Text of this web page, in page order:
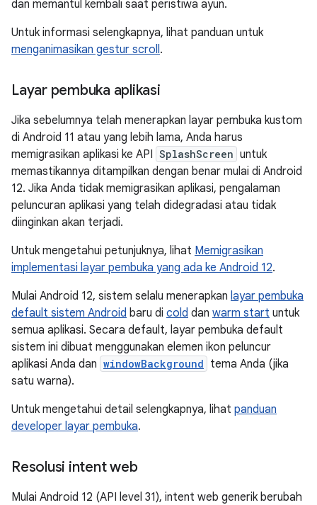
dan memantul kembali saat peristiwa ayun.
Untuk informasi selengkapnya, lihat panduan untuk
menganimasikan gestur scroll.
Layar pembuka aplikasi
Jika sebelumnya telah menerapkan layar pembuka kustom
di Android 11 atau yang lebih lama, Anda harus
memigrasikan aplikasi ke API SplashScreen untuk
memastikannya ditampilkan dengan benar mulai di Android
12. Jika Anda tidak memigrasikan aplikasi, pengalaman
peluncuran aplikasi yang telah didegradasi atau tidak
diinginkan akan terjadi.
Untuk mengetahui petunjuknya, lihat Memigrasikan
implementasi layar pembuka yang ada ke Android 12.
Mulai Android 12, sistem selalu menerapkan layar pembuka
default sistem Android baru di cold dan warm start untuk
semua aplikasi. Secara default, layar pembuka default
sistem ini dibuat menggunakan elemen ikon peluncur
aplikasi Anda dan windowBackground tema Anda (jika
satu warna).
Untuk mengetahui detail selengkapnya, lihat panduan
developer layar pembuka.
Resolusi intent web
Mulai Android 12 (API level 31), intent web generik berubah